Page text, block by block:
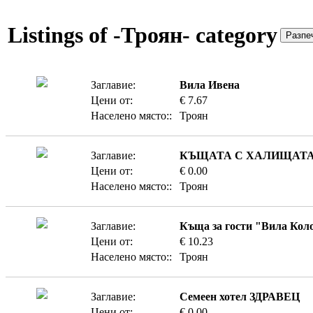
Listings of -Троян- category
Заглавие:
Вила Ивена
Цени от:
€ 7.67
Населено място::
Троян
Заглавие:
КЪЩАТА С
Цени от:
€ 0.00
Населено място::
Троян
Заглавие:
Къща за гости "Вила
Цени от:
€ 10.23
Населено място::
Троян
Заглавие:
Семеен хотел ЗДРАВЕЦ